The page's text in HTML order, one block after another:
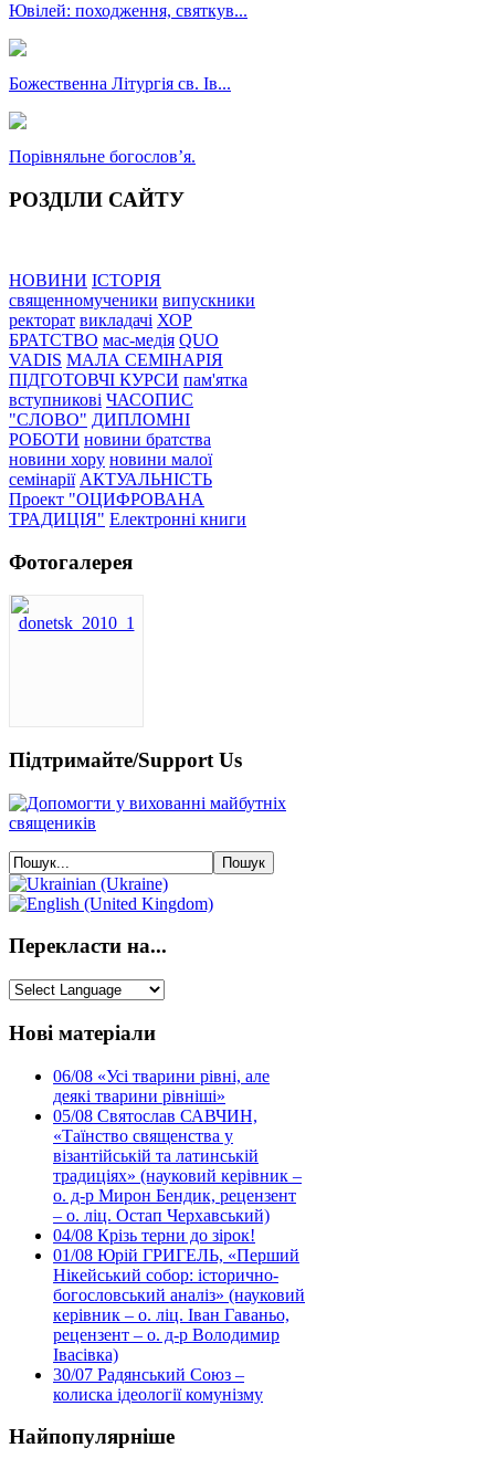
Ювілей: походження, святкув...
Божественна Літургія св. Ів...
Порівняльне богословʼя.
РОЗДІЛИ САЙТУ
НОВИНИ ІСТОРІЯ
священномученики випускники
ректорат викладачі ХОР
БРАТСТВО мас-медія QUO
VADIS МАЛА СЕМІНАРІЯ
ПІДГОТОВЧІ КУРСИ пам'ятка
вступникові ЧАСОПИС
"СЛОВО" ДИПЛОМНІ
РОБОТИ новини братства
новини хору новини малої
семінарії АКТУАЛЬНІСТЬ
Проект "ОЦИФРОВАНА
ТРАДИЦІЯ" Електронні книги
Фотогалерея
Підтримайте/Support Us
Перекласти на...
Нові матеріали
06/08 «Усі тварини рівні, але
деякі тварини рівніші»
05/08 Святослав САВЧИН,
«Таїнство священства у
візантійській та латинській
традиціях» (науковий керівник –
о. д-р Мирон Бендик, рецензент
– о. ліц. Остап Черхавський)
04/08 Крізь терни до зірок!
01/08 Юрій ГРИГЕЛЬ, «Перший
Нікейський собор: історично-
богословський аналіз» (науковий
керівник – о. ліц. Іван Гаваньо,
рецензент – о. д-р Володимир
Івасівка)
30/07 Радянський Союз –
колиска ідеології комунізму
Найпопулярніше